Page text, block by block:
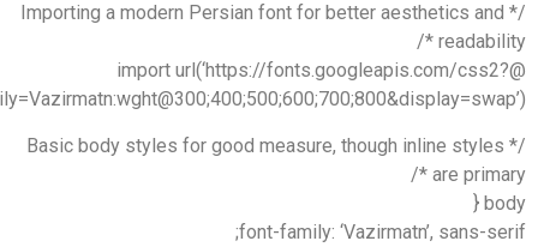
/* Importing a modern Persian font for better aesthetics
@import url(‘https://fonts.googleapis.com/
/* Basic body styles for good measure, though inline
are
font-family: ‘Vazirmatn’, sans-